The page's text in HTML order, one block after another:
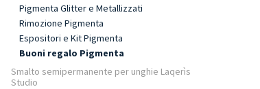
Pigmenta Glitter e Metallizzati
Rimozione Pigmenta
Espositori e Kit Pigmenta
Buoni regalo Pigmenta
Smalto semipermanente per unghie Laqerìs
Studio